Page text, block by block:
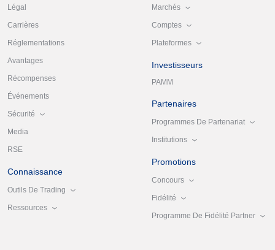
Légal
Carrières
Réglementations
Avantages
Récompenses
Événements
Sécurité
Media
RSE
Connaissance
Outils De Trading
Ressources
Marchés
Comptes
Plateformes
Investisseurs
PAMM
Partenaires
Programmes De Partenariat
Institutions
Promotions
Concours
Fidélité
Programme De Fidélité Partner